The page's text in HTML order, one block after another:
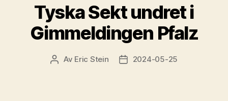
Tyska Sekt undret i
Gimmeldingen Pfalz
Inläggsförfattare
Av Eric Stein Inläggsdatum
2024-05-25